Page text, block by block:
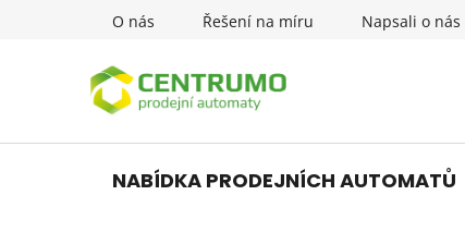
O nás Řešení na míru Napsali o nás
NABÍDKA PRODEJNÍCH AUTOMATŮ